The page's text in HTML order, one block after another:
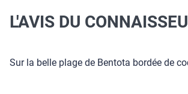
L'AVIS DU
Sur la belle plage de Bentota bordée de